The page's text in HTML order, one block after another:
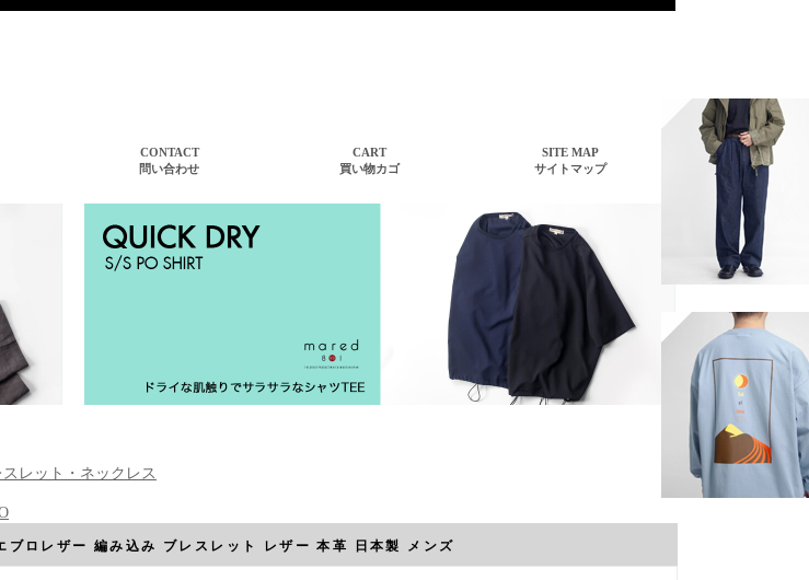
スレット・ネックレス
ロレザー 編み込み ブレスレット レザー 本革 日本製 メンズ